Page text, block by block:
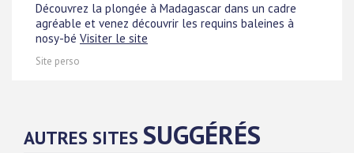
Découvrez la plongée à Madagascar dans un cadre
agréable et venez découvrir les requins baleines à
nosy-bé Visiter le site
Site perso
AUTRES SITES SUGGÉRÉS